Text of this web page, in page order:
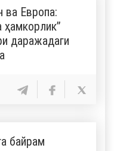
ва Европа:
даражадаги
байрам